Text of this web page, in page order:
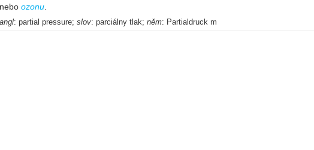
nebo ozonu
angl: partial pressure; slov: parciálny tlak; něm: Partialdruck m